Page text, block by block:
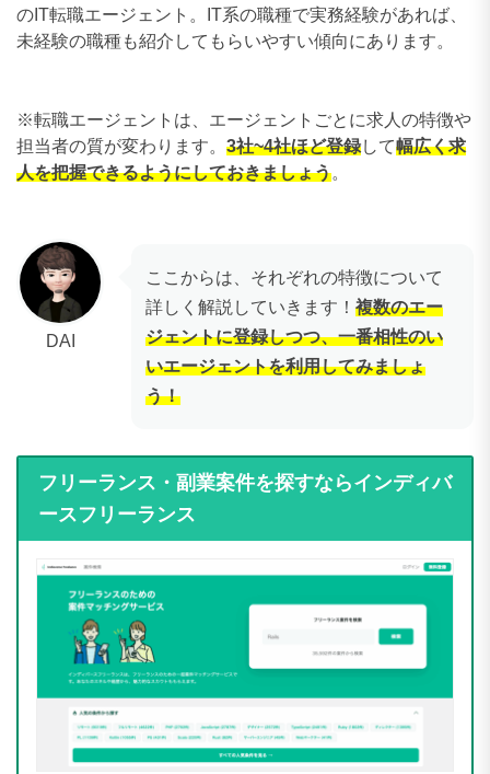
のIT転職エージェント。IT系の職種で実務経験があれば、
未経験の職種も紹介してもらいやすい傾向にあります。
※転職エージェントは、エージェントごとに求人の特徴や
担当者の質が変わります。 3社~4社ほど登録して幅広く求
人を把握できるようにしておきましょう。
DAI
ここからは、それぞれの特徴について
詳しく解説していきます！ 複数のエー
ジェントに登録しつつ、一番相性のい
いエージェントを利用してみましょ
う！
フリーランス・副業案件を探すならインディバ
ースフリーランス